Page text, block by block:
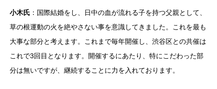
小木氏 ：国際結婚をし、日中の血が流れる子を持つ父親として、
草の根運動の火を絶やさない事を意識してきました。これを最も
大事な部分と考えます。これまで毎年開催し、渋谷区との共催は
これで3回目となります。開催するにあたり、特にこだわった部
分は無いですが、継続することに力を入れております。